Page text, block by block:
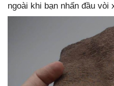
ngoài khi bạn nhấn đầu vòi